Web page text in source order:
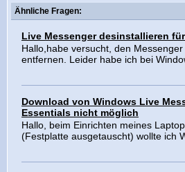
Ähnliche Fragen:
Live Messenger desinstallieren
Hallo,habe versucht, den
entfernen. Leider habe ich bei
Download von Windows Live
Essentials nicht möglich
Hallo, beim Einrichten meines
(Festplatte ausgetauscht) wollte ich